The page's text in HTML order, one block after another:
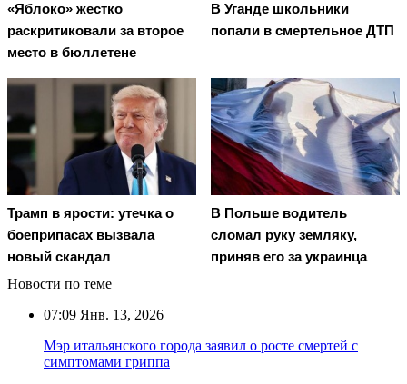
«Яблоко» жестко
раскритиковали за второе
место в бюллетене
В Уганде школьники
попали в смертельное ДТП
Трамп в ярости: утечка о
боеприпасах вызвала
новый скандал
В Польше водитель
сломал руку земляку,
приняв его за украинца
Новости по теме
07:09 Янв. 13, 2026
Мэр итальянского города заявил о росте смертей с
симптомами гриппа